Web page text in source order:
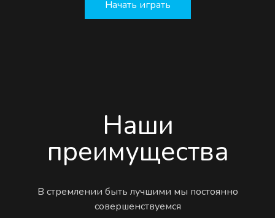
Начать играть
Наши
преимущества
В стремлении быть лучшими мы постоянно
совершенствуемся